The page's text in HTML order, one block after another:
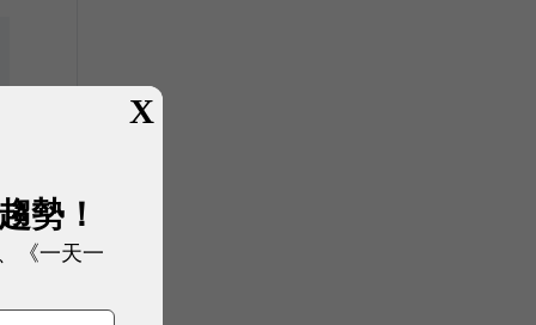
X
勢！
《一天一